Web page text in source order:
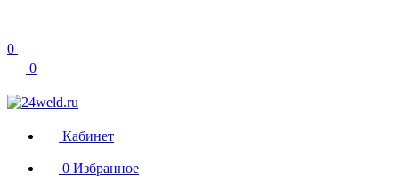
0
0
Кабинет
0 Избранное